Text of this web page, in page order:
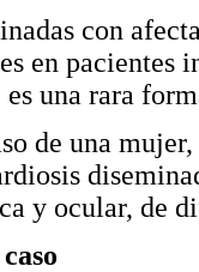
con
en
es una rara
de una
y ocular, de